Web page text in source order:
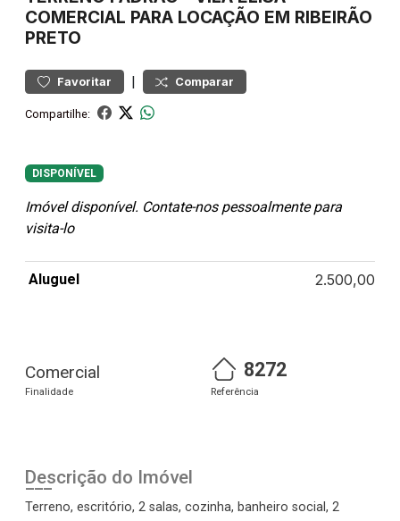
COMERCIAL PARA LOCAÇÃO EM RIBEIRÃO
PRETO
Favoritar | Comparar
Compartilhe:
DISPONÍVEL
Imóvel disponível. Contate-nos pessoalmente para
visita-lo
Aluguel 2.500,00
Comercial
Finalidade
8272
Referência
Descrição do Imóvel
Terreno, escritório, 2 salas, cozinha, banheiro social, 2